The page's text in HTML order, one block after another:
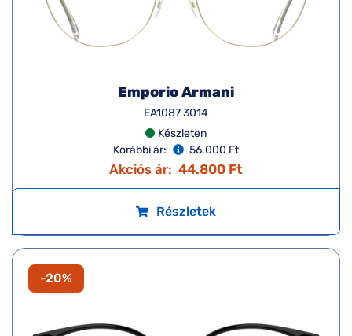
Emporio Armani
EA1087 3014
Készleten
Korábbi ár:
56.000 Ft
Akciós ár: 44.800 Ft
Részletek
-20%